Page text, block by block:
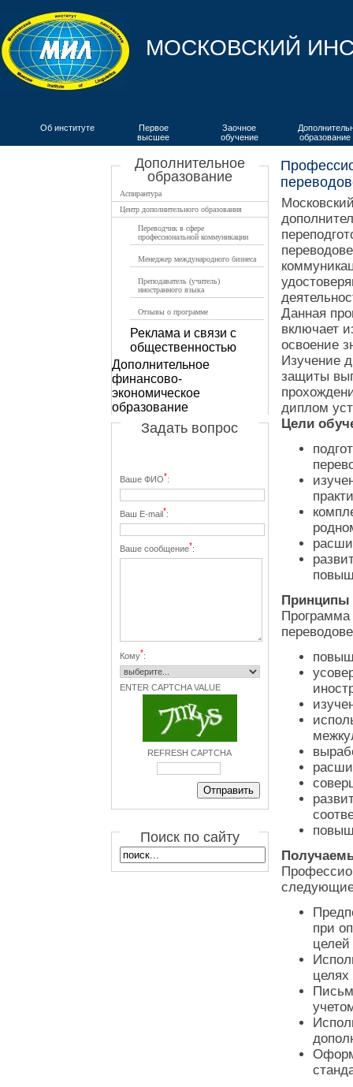
МОСКОВСКИЙ
Об институте
Первое
высшее
Заочное
обучение
образование
Дополнительное
образование
Аспирантура
Центр дополнительного образования
Переводчик в сфере
профессиональной коммуникации
Менеджер международного бизнеса
Преподаватель (учитель)
иностранного языка
Отзывы о программе
Реклама и связи с
общественностью
Дополнительное
финансово-
экономическое
образование
Задать вопрос
Ваше ФИО*:
Ваш E-mail*:
Ваше сообщение*:
Кому*:
ENTER CAPTCHA VALUE
REFRESH CAPTCHA
Поиск по сайту
Данная
включает
освоение
Изучение
защиты
диплом
Цели
Принципы
Программа
при
целей